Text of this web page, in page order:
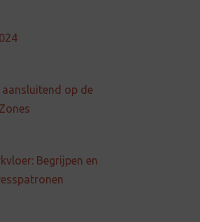
op de
Begrijpen en